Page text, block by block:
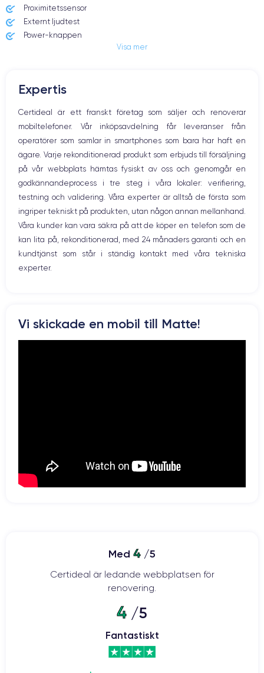
OLED 6.1 pouces
Puce A15 Bionic 6
Nom GPU
GPU 4 cœurs
Fréq. processeur
3.23 GHz
12 Mpx 12 Mpx
Résolution vidéo
4K - 3840 x 2160 px
Recharge rapide
Oui, minimum 18W
Batterie Type de SIM
Si vous souhaitez découvrir toutes les caractéristiques de ce
Proximitetssensor
Externt ljudtest
Power-knappen
Högtalare
Hem-knappen
Bluetooth
WiFi
Nätverk
Vibration
Prise USB
Visa mer
Expertis
Certideal är ett franskt företag som säljer och renoverar
mobiltelefoner. Vår inköpsavdelning får leveranser från
operatörer som samlar in smartphones som bara har haft en
ägare. Varje rekonditionerad produkt som erbjuds till försäljning
på vår webbplats hämtas fysiskt av oss och genomgår en
godkännandeprocess i tre steg i våra lokaler: verifiering,
testning och validering. Våra experter är alltså de första som
ingriper tekniskt på produkten, utan någon annan mellanhand.
Våra kunder kan vara säkra på att de köper en telefon som de
kan lita på, rekonditionerad, med 24 månaders garanti och en
kundtjänst som står i ständig kontakt med våra tekniska
experter.
Vi skickade en mobil till Matte!
Med 4 /5
Certideal är ledande webbplatsen för
renovering.
4 /5
Fantastiskt